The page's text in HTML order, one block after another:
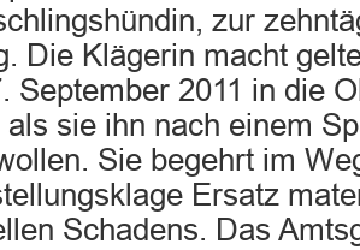
zur
Die Klägerin macht
September 2011 in die
sie ihn nach einem
Sie begehrt im
Ersatz
Schadens. Das